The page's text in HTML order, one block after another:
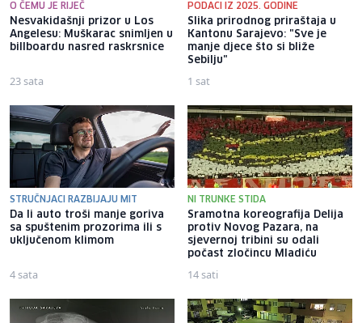
O ČEMU JE RIJEČ
Nesvakidašnji prizor u Los
Angelesu: Muškarac snimljen u
billboardu nasred raskrsnice
23 sata
PODACI IZ 2025. GODINE
Slika prirodnog priraštaja u
Kantonu Sarajevo: "Sve je
manje djece što si bliže
Sebilju"
1 sat
STRUČNJACI RAZBIJAJU MIT
Da li auto troši manje goriva
sa spuštenim prozorima ili s
uključenom klimom
4 sata
NI TRUNKE STIDA
Sramotna koreografija Delija
protiv Novog Pazara, na
sjevernoj tribini su odali
počast zločincu Mladiću
14 sati